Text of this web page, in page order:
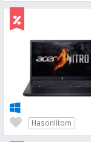
Hasonlítom